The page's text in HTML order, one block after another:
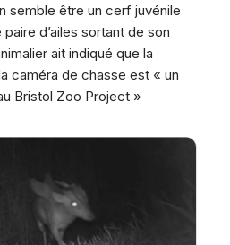
semble être un cerf juvénile
d’ailes sortant de son
ait indiqué que la
caméra de chasse est « un
Bristol Zoo Project »